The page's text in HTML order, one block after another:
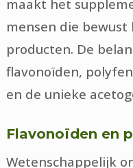
maakt het
mensen die
producten. De
flavonoïden,
en de unieke
Flavonoïden en
Wetenschappelijk